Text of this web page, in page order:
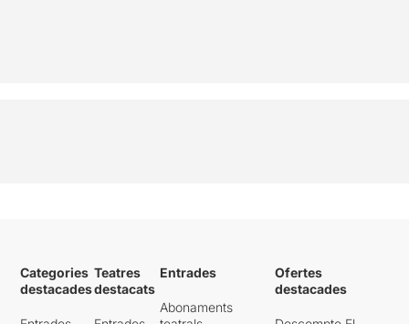
Categories
destacades
Teatres
destacats
Entrades
Abonaments
Ofertes
destacades